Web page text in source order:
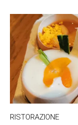
RISTORAZIONE